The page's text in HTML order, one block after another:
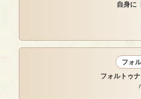
自身に
フォ
フォルトゥ